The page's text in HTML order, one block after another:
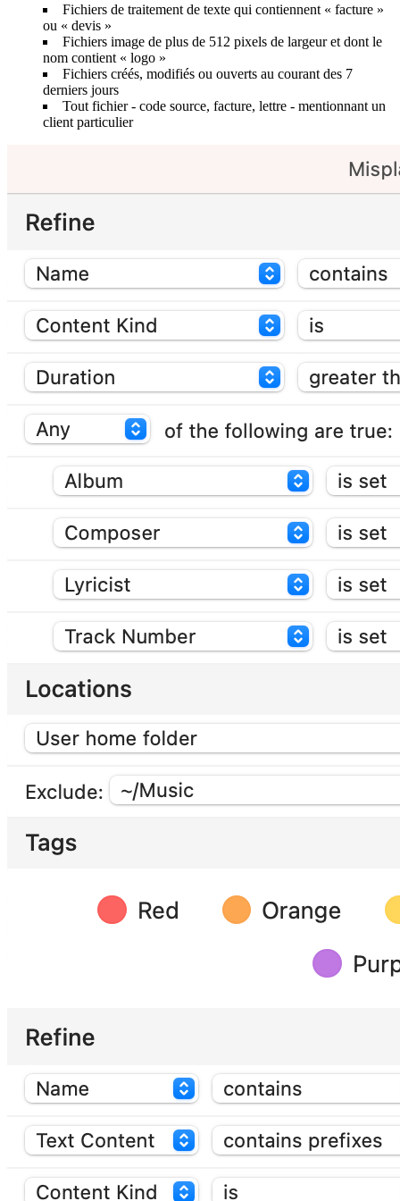
Fichiers de traitement de texte qui contiennent « facture »
ou « devis »
Fichiers image de plus de 512 pixels de largeur et dont le
nom contient « logo »
Fichiers créés, modifiés ou ouverts au courant des 7
derniers jours
Tout fichier - code source, facture, lettre - mentionnant un
client particulier